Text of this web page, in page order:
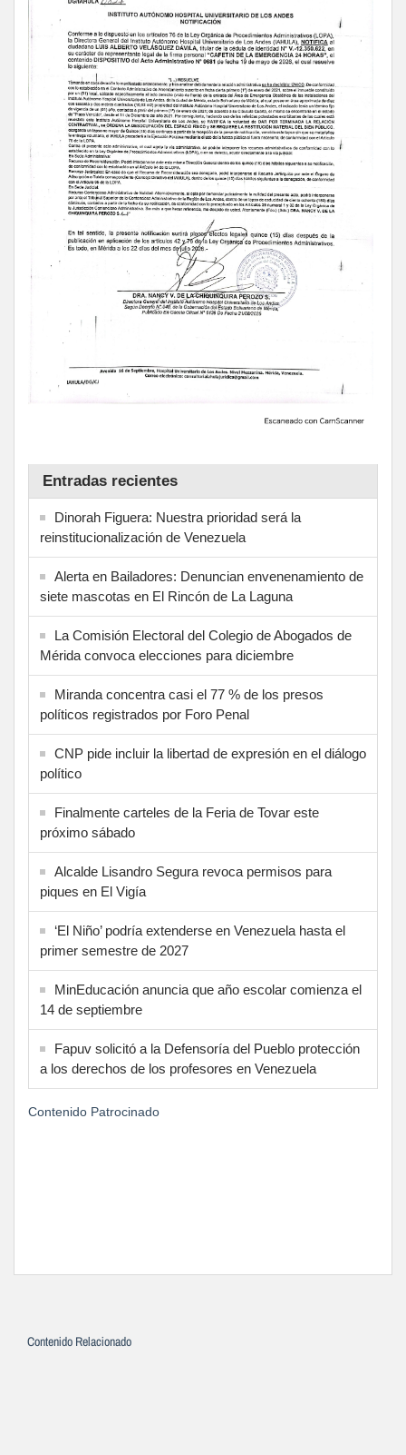
Entradas recientes
Dinorah Figuera: Nuestra prioridad será la
reinstitucionalización de Venezuela
Alerta en Bailadores: Denuncian envenenamiento de
siete mascotas en El Rincón de La Laguna
La Comisión Electoral del Colegio de Abogados de
Mérida convoca elecciones para diciembre
Miranda concentra casi el 77 % de los presos
políticos registrados por Foro Penal
CNP pide incluir la libertad de expresión en el diálogo
político
Finalmente carteles de la Feria de Tovar este
próximo sábado
Alcalde Lisandro Segura revoca permisos para
piques en El Vigía
‘El Niño’ podría extenderse en Venezuela hasta el
primer semestre de 2027
MinEducación anuncia que año escolar comienza el
14 de septiembre
Fapuv solicitó a la Defensoría del Pueblo protección
a los derechos de los profesores en Venezuela
Contenido Patrocinado
Contenido Relacionado